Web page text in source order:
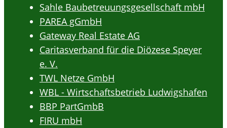
Sahle Baubetreuungsgesellschaft mbH
PAREA gGmbH
Gateway Real Estate AG
Caritasverband für die Diözese Speyer
e. V.
TWL Netze GmbH
WBL - Wirtschaftsbetrieb Ludwigshafen
BBP PartGmbB
FIRU mbH